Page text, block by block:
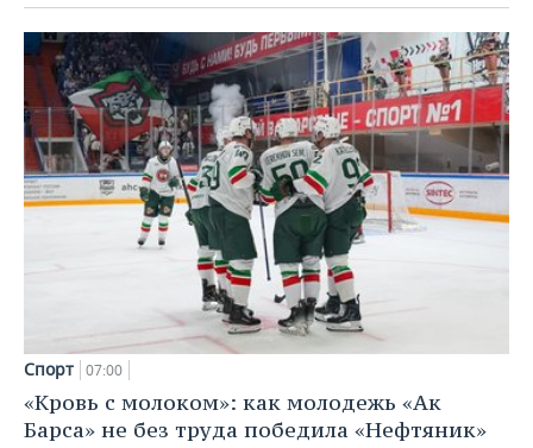
Спорт 07:00
«Кровь с молоком»: как молодежь «Ак
Барса» не без труда победила «Нефтяник»